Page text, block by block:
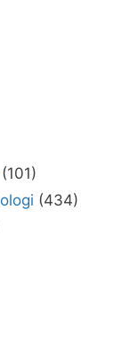
(101)
(434)